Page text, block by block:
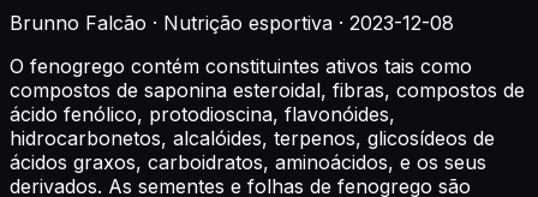
Brunno Falcão · Nutrição esportiva · 2023-12-08
O fenogrego contém constituintes ativos tais como
compostos de saponina esteroidal, fibras, compostos de
ácido fenólico, protodioscina, flavonóides,
hidrocarbonetos, alcalóides, terpenos, glicosídeos de
ácidos graxos, carboidratos, aminoácidos, e os seus
derivados. As sementes e folhas de fenogrego são